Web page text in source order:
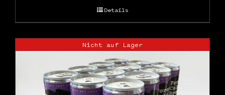
Details
Nicht auf Lager